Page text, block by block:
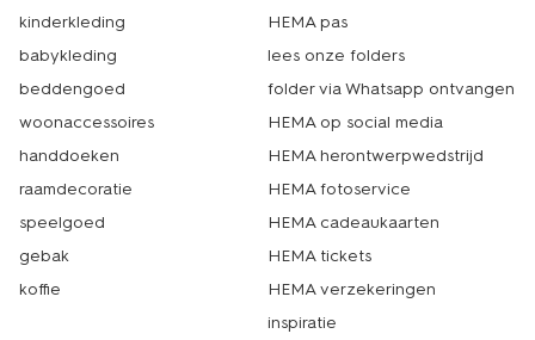
kinderkleding
babykleding
beddengoed
woonaccessoires
handdoeken
raamdecoratie
speelgoed
gebak
koffie
HEMA pas
lees onze folders
folder via Whatsapp ontvangen
HEMA op social media
HEMA herontwerpwedstrijd
HEMA fotoservice
HEMA cadeaukaarten
HEMA tickets
HEMA verzekeringen
inspiratie